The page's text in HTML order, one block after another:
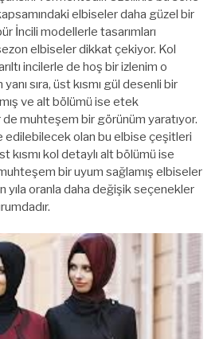
elbiseler daha güzel bir
İncili modellerle tasarımları
elbiseler dikkat çekiyor. Kol
incilerle de hoş bir izlenim o
sıra, üst kısmı gül desenli bir
ve alt bölümü ise etek
muhteşem bir görünüm yaratıyor.
edilebilecek olan bu elbise çeşitleri
kısmı kol detaylı alt bölümü ise
bir uyum sağlamış elbiseler
yıla oranla daha değişik seçenekler